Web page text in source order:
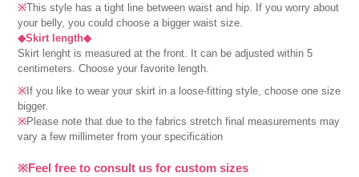
※This style has a tight line between waist and hip. If you worry about
your belly, you could choose a bigger waist size.
◆Skirt length◆
Skirt lenght is measured at the front. It can be adjusted within 5
centimeters. Choose your favorite length.
※If you like to wear your skirt in a loose-fitting style, choose one size
bigger.
※Please note that due to the fabrics stretch final measurements may
vary a few millimeter from your specification
※Feel free to consult us for custom sizes